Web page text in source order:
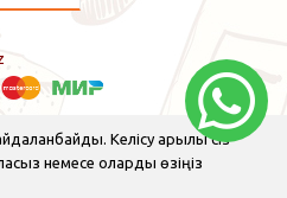
Келісу арқылы сіз
немесе оларды өзіңіз
кофе жабдықтары және кофе